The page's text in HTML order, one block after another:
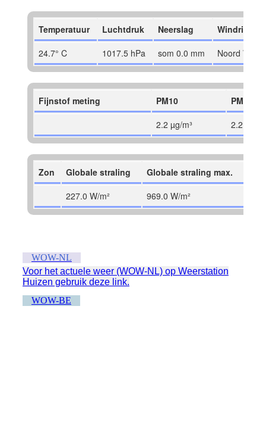
WOW-NL
Voor het actuele weer (WOW-NL) op Weerstation
Huizen gebruik deze link.
WOW-BE